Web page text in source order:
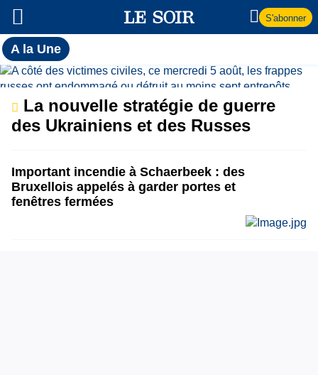
S'abonner
A la UneToutes
l'actualité
du Soir
A
la
Une
La nouvelle stratégie de guerre
des Ukrainiens et des Russes
Important incendie à Schaerbeek : des
Bruxellois appelés à garder portes et
fenêtres fermées